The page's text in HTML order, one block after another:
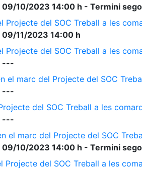
09/10/2023 14:00 h - Termini
del SOC Treball a les
09/11/2023 14:00 h
del SOC Treball a les
---
el marc del Projecte del SOC
---
del SOC Treball a les
---
el marc del Projecte del SOC
09/10/2023 14:00 h - Termini
del SOC Treball a les